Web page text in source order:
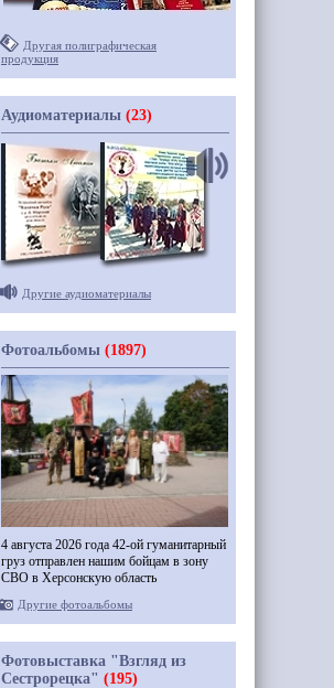
Другая полиграфическая
продукция
Аудиоматериалы (23)
Другие аудиоматериалы
Фотоальбомы (1897)
4 августа 2026 года 42-ой гуманитарный
груз отправлен нашим бойцам в зону
СВО в Херсонскую область
Другие фотоальбомы
Фотовыставка "Взгляд из
Сестрорецка" (195)